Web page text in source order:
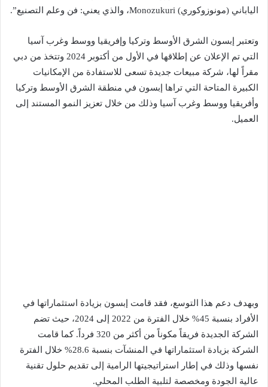
الياباني (مونوزوكوري) Monozukuri، والذي يعني: فن وعلم التصنيع”.
وتعتبر إبسون الشرق الأوسط وتركيا وإفريقيا ووسط وغرب آسيا
التي تم الإعلان عن إطلاقها في الأول من أكتوبر 2024 وتتخذ من دبي
مقراً لها، شركة مبيعات جديدة تسعى للاستفادة من الإمكانيات
الكبيرة المتاحة التي تراها إبسون في منطقة الشرق الأوسط وتركيا
وأفريقيا ووسط وغرب آسيا وذلك من خلال تعزيز النمو المستند إلى
العميل.
وبهدف دعم هذا التوسع، فقد قامت إبسون بزيادة استثماراتها في
الأفراد بنسبة 45% خلال الفترة من 2022 إلى 2024، حيث تضم
الشركة الجديدة فريقاً مكوناً من أكثر من 320 فرداً. كما قامت
الشركة بزيادة استثماراتها في المنشآت بنسبة 28.6% خلال الفترة
نفسها وذلك في إطار استراتيجيتها الرامية إلى تقديم حلول تقنية
عالية الجودة ومخصصة لتلبية الطلب المحلي.